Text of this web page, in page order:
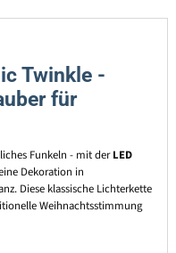
Twinkle -
für
Funkeln - mit derLED
Dekoration in
Diese klassische Lichterkette
Weihnachtsstimmung